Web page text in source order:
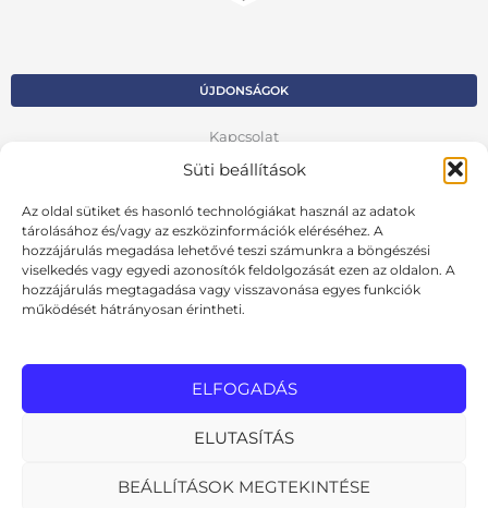
Süti beállítások
Az oldal sütiket és hasonló technológiákat használ az adatok
tárolásához és/vagy az eszközinformációk eléréséhez. A
hozzájárulás megadása lehetővé teszi számunkra a böngészési
viselkedés vagy egyedi azonosítók feldolgozását ezen az oldalon. A
hozzájárulás megtagadása vagy visszavonása egyes funkciók
működését hátrányosan érintheti.
ELFOGADÁS
ELUTASÍTÁS
BEÁLLÍTÁSOK MEGTEKINTÉSE
ÚJDONSÁGOK
Kapcsolat
Kosár
Fiók
Adatvédelmi szabályzat
VISSZA AZ ELŐZŐ OLDALRA
Cookie szabályzat
MInden jog fenntartva